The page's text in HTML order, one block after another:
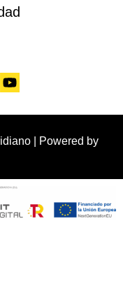
| Powered by